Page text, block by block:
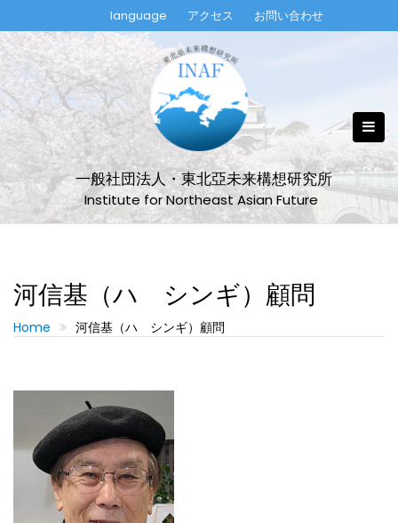
to
content
language アクセス お問い合わせ
一般社団法人・東北亞未来構想研究所
Institute for Northeast Asian Future
河信基（ハ シンギ）顧問
Home 河信基（ハ シンギ）顧問